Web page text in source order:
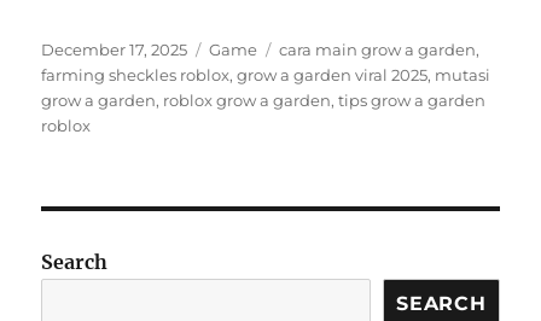
Posted
on
December 17, 2025 Categories
Game Tags
cara main grow a garden,
farming sheckles roblox,grow a garden viral 2025, mutasi
grow a garden, roblox grow a garden,tips grow a garden
roblox
Search
SEARCH